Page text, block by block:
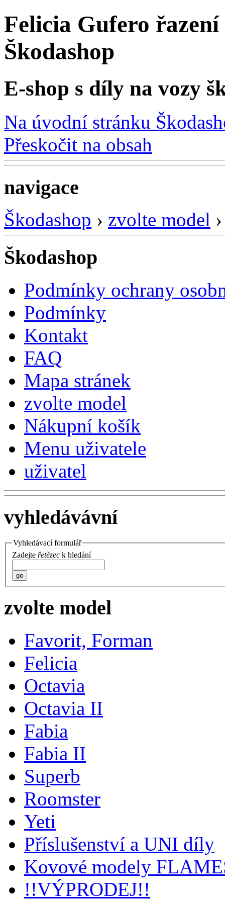
Felicia Gufero řazení
Škodashop
E-shop s díly na vozy
Na úvodní stránku
Přeskočit na obsah
navigace
Škodashop › zvolte model
Škodashop
Podmínky ochrany
Podmínky
Kontakt
FAQ
Mapa stránek
zvolte model
Nákupní košík
Menu uživatele
uživatel
vyhledávávní
Vyhledávací formulář
Zadejte řetězec k hledání
go
zvolte model
Favorit, Forman
Felicia
Octavia
Octavia II
Fabia
Fabia II
Superb
Roomster
Yeti
Příslušenství a UNI díly
Kovové modely
!!VÝPRODEJ!!